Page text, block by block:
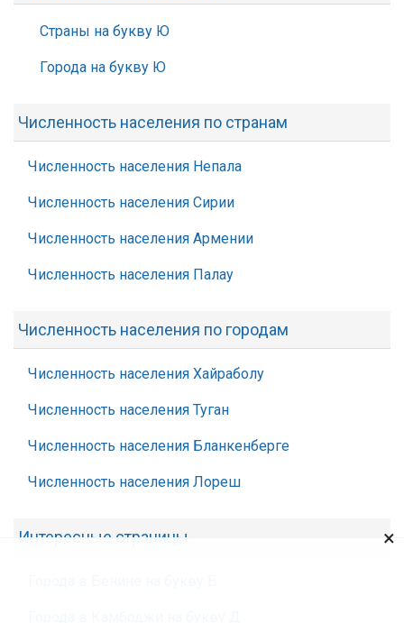
Страны на букву Ю
Города на букву Ю
Численность населения по странам
Численность населения Непала
Численность населения Сирии
Численность населения Армении
Численность населения Палау
Численность населения по городам
Численность населения Хайраболу
Численность населения Туган
Численность населения Бланкенберге
Численность населения Лореш
Интересные страницы ×